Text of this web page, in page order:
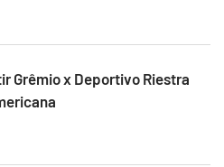
Grêmio x Deportivo Riestra